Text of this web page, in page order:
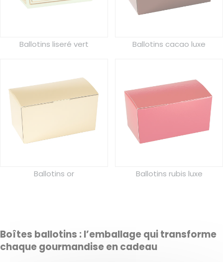
Ballotins liseré vert Ballotins cacao luxe
Ballotins or Ballotins rubis luxe
Boîtes ballotins : l’emballage qui transforme
chaque gourmandise en cadeau